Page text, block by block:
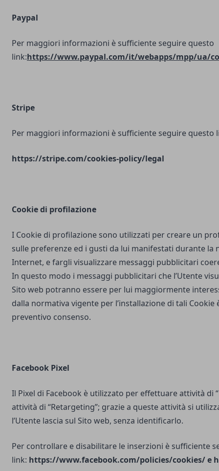
Paypal
Per maggiori informazioni è sufficiente seguire questo
link:https://www.paypal.com/it/webapps/mpp/ua/
Stripe
Per maggiori informazioni è sufficiente seguire questo
https://stripe.com/cookies-policy/legal
Cookie di profilazione
I Cookie di profilazione sono utilizzati per creare un
sulle preferenze ed i gusti da lui manifestati durante la
Internet, e fargli visualizzare messaggi pubblicitari
In questo modo i messaggi pubblicitari che l’Utente
Sito web potranno essere per lui maggiormente
dalla normativa vigente per l’installazione di tali Cookie
preventivo consenso.
Facebook Pixel
Il Pixel di Facebook è utilizzato per effettuare attività di
attività di “Retargeting”; grazie a queste attività si
l’Utente lascia sul Sito web, senza identificarlo.
Per controllare e disabilitare le inserzioni è sufficiente
link: https://www.facebook.com/policies/cookies/e